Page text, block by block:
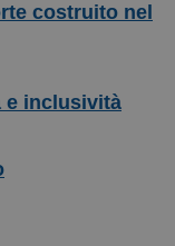
costruito nel
e inclusività